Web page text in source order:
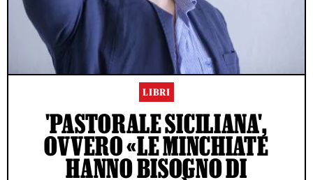
LIBRI
'PASTORALE SICILIANA',
OVVERO «LE MINCHIATE
HANNO BISOGNO DI